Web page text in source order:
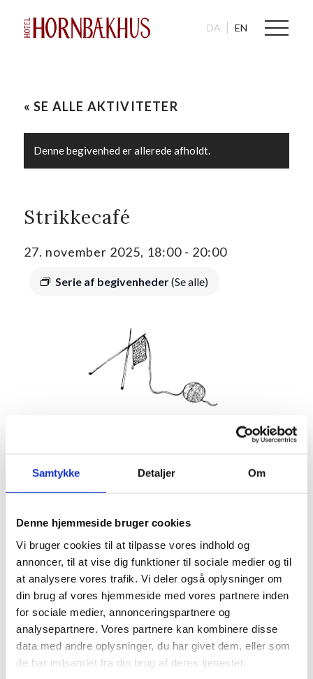
Samtykke Detaljer Om
Denne hjemmeside bruger cookies
Vi bruger cookies til at tilpasse vores indhold og
annoncer, til at vise dig funktioner til sociale medier og til
at analysere vores trafik. Vi deler også oplysninger om
din brug af vores hjemmeside med vores partnere inden
for sociale medier, annonceringspartnere og
analysepartnere. Vores partnere kan kombinere disse
data med andre oplysninger, du har givet dem, eller som
de har indsamlet fra din brug af deres tjenester.
DA EN
« SE ALLE AKTIVITETER
Denne begivenhed er allerede afholdt.
Strikkecafé
27. november 2025, 18:00- 20:00
Serie af begivenheder(Se alle)
Hver mandag og torsdag inviterer vi indenfor til strik og
hækling i en af stuerne. Strikkecaféen er et samlingspunkt
for alle der synes, det er hyggeligt at mødes og strikke
Vi byder på en kop kaffe og te.
Info
Dato:
27. november
2025
Tidspunkt:
18:00 - 20:00
TILMELD